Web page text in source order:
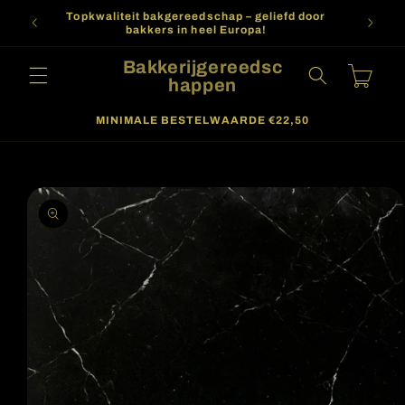
naar deTopkwaliteit bakgereedschap – geliefd door
bakkers in heel Europa!
Bakkerijgereedsc
happen
Winkelwagen
MINIMALE BESTELWAARDE €22,50
direct naar